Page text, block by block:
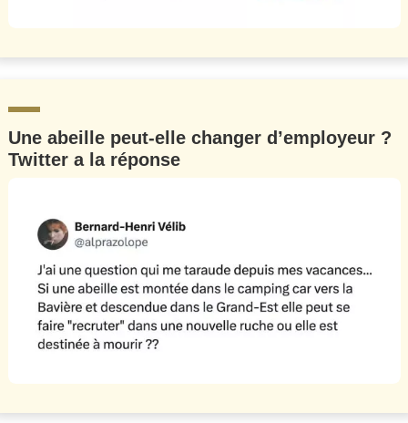
Une abeille peut-elle changer d’employeur ?
Twitter a la réponse